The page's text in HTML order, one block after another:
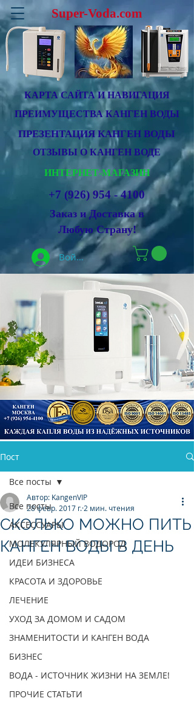
Super-Voda.com
КАРТА САЙТА И НАВИГАЦИЯ
ПРЕИМУЩЕСТВА КАНГЕН ВОДЫ
ПРЕЗЕНТАЦИЯ КАНГЕН ВОДЫ
ОТЗЫВЫ О КАНГЕН ВОДЕ
ИНТЕРНЕТ-МАГАЗИН
+7 (926) 954 - 4100
Заказ и Доставка в
Любую Страну!
Войти
КАНГЕН ВОДА
Пост
Все посты
АКСЕССУАРЫ
МОЛЕКУЛЯРНЫЙ ВОДОРОД
ИДЕИ БИЗНЕСА
КРАСОТА И ЗДОРОВЬЕ
ЛЕЧЕНИЕ
УХОД ЗА ДОМОМ И САДОМ
ЗНАМЕНИТОСТИ И КАНГЕН ВОДА
БИЗНЕС
ВОДА - ИСТОЧНИК ЖИЗНИ НА ЗЕМЛЕ!
ПРОЧИЕ СТАТЬТИ
Все посты
СКОЛЬКО МОЖНО ПИТЬ
КАНГЕН ВОДЫ В ДЕНЬ
Автор: KangenVIP
28 февр. 2017 г.2 мин. чтения